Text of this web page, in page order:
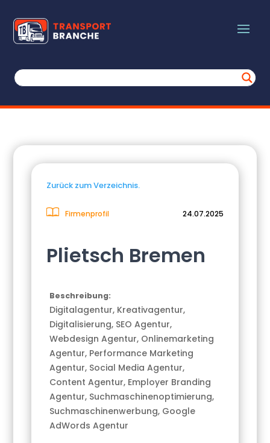
Zurück zum Verzeichnis.
Firmenprofil 24.07.2025
Plietsch Bremen
Beschreibung:
Digitalagentur, Kreativagentur,
Digitalisierung, SEO Agentur,
Webdesign Agentur, Onlinemarketing
Agentur, Performance Marketing
Agentur, Social Media Agentur,
Content Agentur, Employer Branding
Agentur, Suchmaschinenoptimierung,
Suchmaschinenwerbung, Google
AdWords Agentur